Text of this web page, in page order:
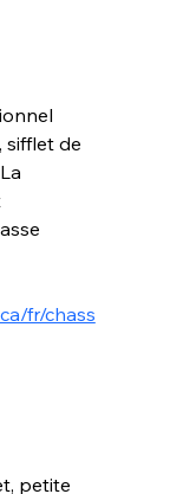
sifflet de
fr/chass
petite